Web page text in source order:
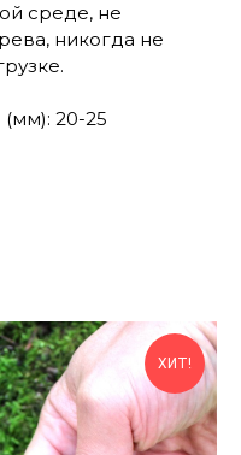
среде, не
никогда не
20-25
ХИТ!